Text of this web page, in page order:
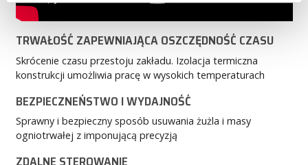
TRWAŁOŚĆ ZAPEWNIAJĄCA OSZCZĘDNOŚĆ CZASU
Skrócenie czasu przestoju zakładu. Izolacja termiczna
konstrukcji umożliwia pracę w wysokich temperaturach
BEZPIECZNEŃSTWO I WYDAJNOŚĆ
Sprawny i bezpieczny sposób usuwania żużla i masy
ogniotrwałej z imponującą precyzją